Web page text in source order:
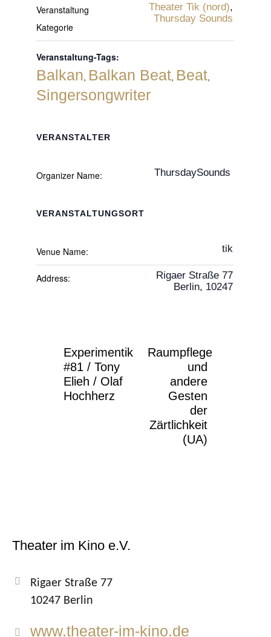
Veranstaltung
Kategorie
Theater Tik (nord),
Thursday Sounds
Veranstaltung-Tags:
Balkan, Balkan Beat, Beat,
Singersongwriter
VERANSTALTUNGSORT
Venue Name: tik
Address:
Rigaer Straße 77
Berlin, 10247
VERANSTALTER
Organizer Name: ThursdaySounds
Experimentik
#81 / Tony
Elieh / Olaf
Hochherz
Raumpflege
und
andere
Gesten
der
Zärtlichkeit
(UA)
Theater im Kino e.V.
Rigaer Straße 77
10247 Berlin
www.theater-im-kino.de